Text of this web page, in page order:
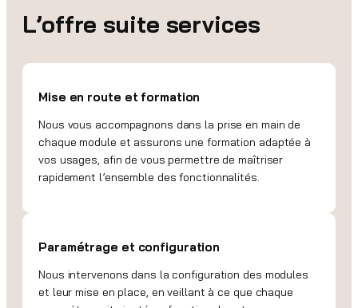
L’offre suite services
Mise en route et formation
Nous vous accompagnons dans la prise en main de
chaque module et assurons une formation adaptée à
vos usages, afin de vous permettre de maîtriser
rapidement l’ensemble des fonctionnalités.
Paramétrage et configuration
Nous intervenons dans la configuration des modules
et leur mise en place, en veillant à ce que chaque